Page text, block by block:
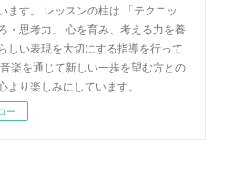
ます。 レッスンの柱は 「テクニッ
・思考力」 心を育み、考える力を養
しい表現を大切にする指導を行って
楽を通じて新しい一歩を望む方との
より楽しみにしています。
ー